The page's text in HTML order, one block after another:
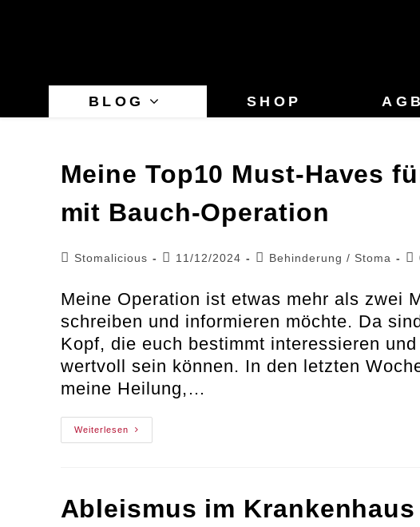
BLOG SHOP AGB
Meine Top10 Must-Haves
mit Bauch-Operation
Beitrags-
Stomalicious
Beitrag
11/12/2024
Beitrags-
Behinderung / Stoma
Meine Operation ist etwas mehr als zwei
schreiben und informieren möchte. Da
Kopf, die euch bestimmt interessieren
wertvoll sein können. In den letzten
meine Heilung,…
WeiterlesenMeine
Top10
Klinikaufenthalt
Mit
Bauch-
Ableismus im Krankenhaus